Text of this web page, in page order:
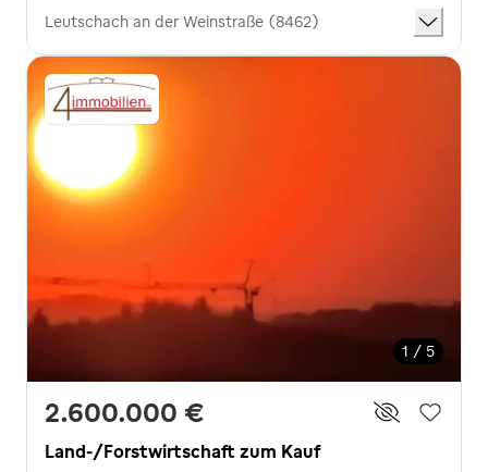
Leutschach an der Weinstraße (8462)
1 / 5
2.600.000 €
Land-/Forstwirtschaft zum Kauf